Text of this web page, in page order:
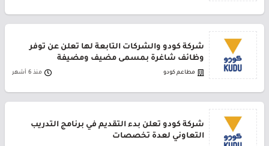
شركة كودو والشركات التابعة لها تعلن عن توفر
وظائف شاغرة بمسمى مضيف ومضيفة
مطاعم كودو منذ 6 أشهر
شركة كودو تعلن بدء التقديم في برنامج التدريب
التعاوني لعدة تخصصات